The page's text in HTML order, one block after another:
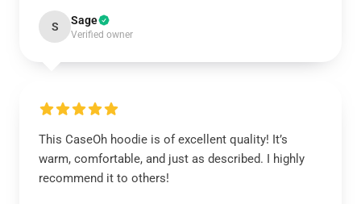
S Sage
Verified owner
This CaseOh hoodie is of excellent quality! It’s
warm, comfortable, and just as described. I highly
recommend it to others!